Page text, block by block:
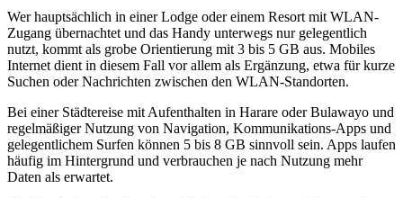
Wer hauptsächlich in einer Lodge oder einem Resort mit WLAN-
Zugang übernachtet und das Handy unterwegs nur gelegentlich
nutzt, kommt als grobe Orientierung mit 3 bis 5 GB aus. Mobiles
Internet dient in diesem Fall vor allem als Ergänzung, etwa für kurze
Suchen oder Nachrichten zwischen den WLAN-Standorten.
Bei einer Städtereise mit Aufenthalten in Harare oder Bulawayo und
regelmäßiger Nutzung von Navigation, Kommunikations-Apps und
gelegentlichem Surfen können 5 bis 8 GB sinnvoll sein. Apps laufen
häufig im Hintergrund und verbrauchen je nach Nutzung mehr
Daten als erwartet.